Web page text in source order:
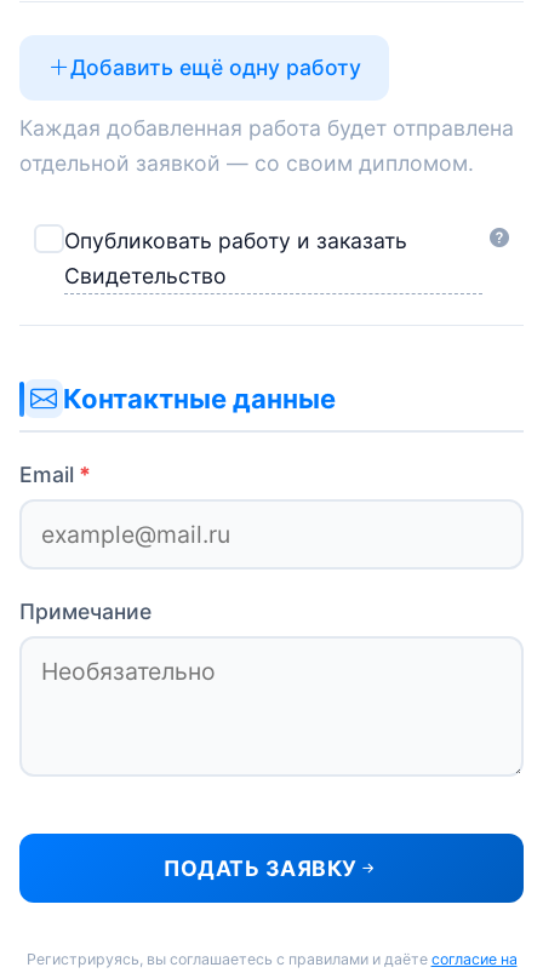
Добавить ещё одну работу
Каждая добавленная работа будет отправлена
отдельной заявкой — со своим дипломом.
Опубликовать работу и заказать
Свидетельство
Контактные данные
Email
Примечание
ПОДАТЬ ЗАЯВКУ
Регистрируясь, вы соглашаетесь с правилами и даёте согласие на